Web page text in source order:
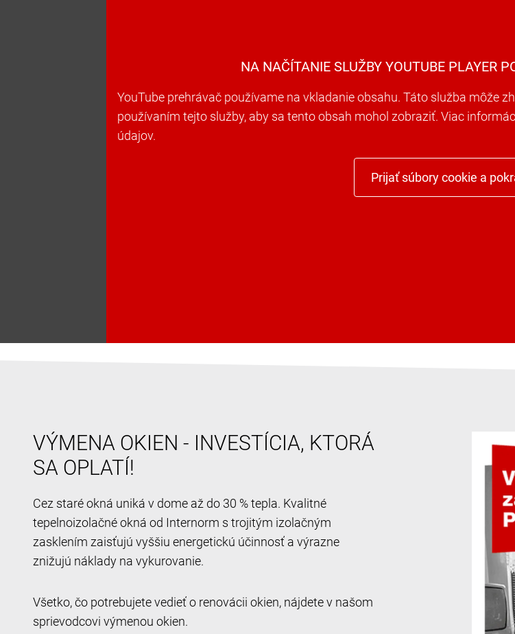
NA NAČÍTANIE SLUŽBY YOUTUBE PLAYER
YouTube prehrávač používame na vkladanie obsahu. Táto služba môže
používaním tejto služby, aby sa tento obsah mohol zobraziť. Viac
údajov.
Prijať súbory cookie a
VÝMENA OKIEN - INVESTÍCIA, KTORÁ
SA OPLATÍ!
Cez staré okná uniká v dome až do 30 % tepla. Kvalitné
tepelnoizolačné okná od Internorm s trojitým izolačným
zasklením zaisťujú vyššiu energetickú účinnosť a výrazne
znižujú náklady na vykurovanie.
Všetko, čo potrebujete vedieť o renovácii okien, nájdete v našom
sprievodcovi výmenou okien.